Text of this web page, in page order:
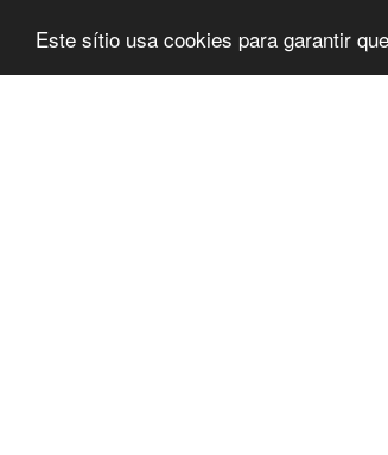
Este sítio usa cookies para garantir